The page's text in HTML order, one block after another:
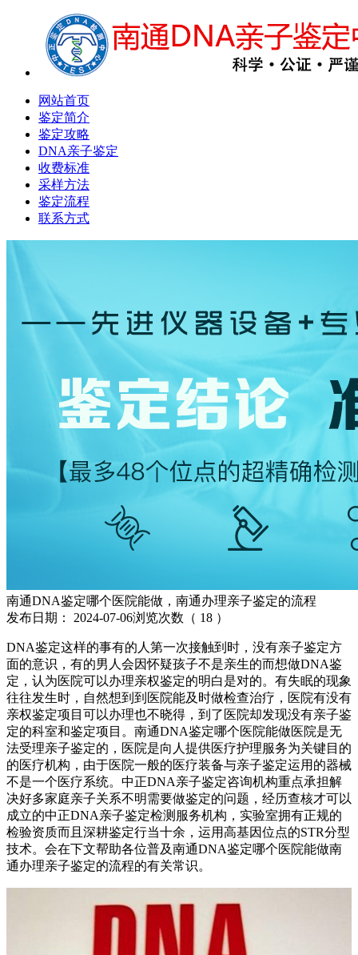
网站首页
鉴定简介
鉴定攻略
DNA亲子鉴定
收费标准
采样方法
鉴定流程
联系方式
南通DNA鉴定哪个医院能做，南通办理亲子鉴定的流程
发布日期：
2024-07-06浏览次数（ 18 ）
DNA鉴定这样的事有的人第一次接触到时，没有亲子鉴定方
面的意识，有的男人会因怀疑孩子不是亲生的而想做DNA鉴
定，认为医院可以办理亲权鉴定的明白是对的。有失眠的现象
往往发生时，自然想到到医院能及时做检查治疗，医院有没有
亲权鉴定项目可以办理也不晓得，到了医院却发现没有亲子鉴
定的科室和鉴定项目。南通DNA鉴定哪个医院能做医院是无
法受理亲子鉴定的，医院是向人提供医疗护理服务为关键目的
的医疗机构，由于医院一般的医疗装备与亲子鉴定运用的器械
不是一个医疗系统。中正DNA亲子鉴定咨询机构重点承担解
决好多家庭亲子关系不明需要做鉴定的问题，经历查核才可以
成立的中正DNA亲子鉴定检测服务机构，实验室拥有正规的
检验资质而且深耕鉴定行当十余，运用高基因位点的STR分型
技术。会在下文帮助各位普及南通DNA鉴定哪个医院能做南
通办理亲子鉴定的流程的有关常识。